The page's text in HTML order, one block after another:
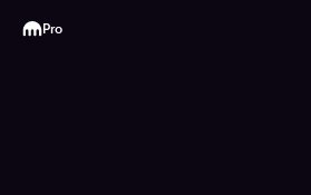
Kraken
Pro